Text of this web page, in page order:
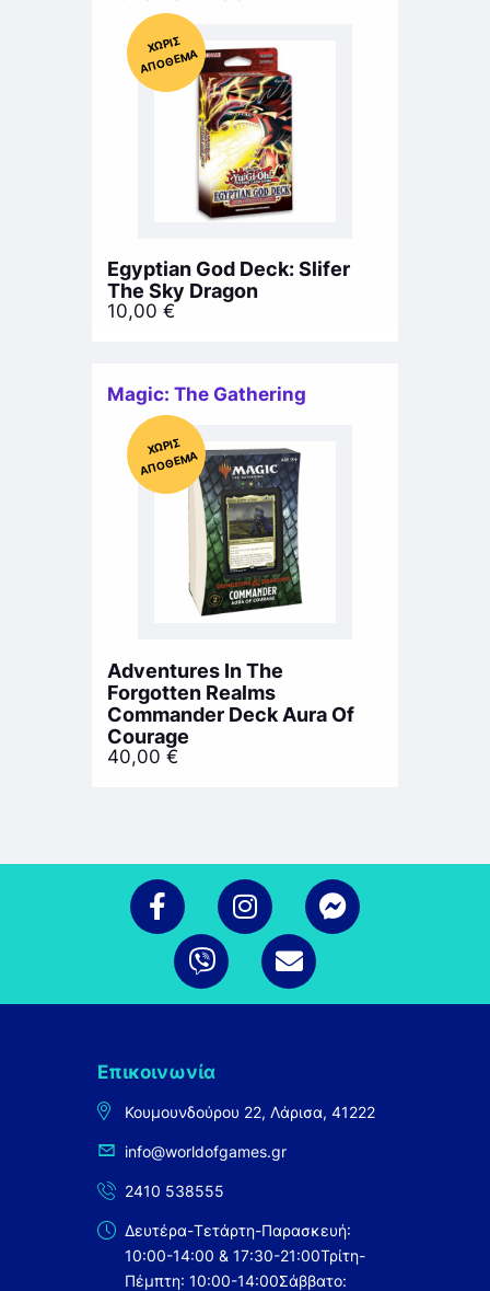
Χ
ΩΡΊΣ
Α
Π
Ό
ΘΕ
ΜΑ
Egyptian God Deck: Slifer
The Sky Dragon
10,00 €
Magic: The Gathering
Χ
ΩΡΊΣ
Α
Π
Ό
ΘΕ
ΜΑ
Adventures In The
Forgotten Realms
Commander Deck Aura Of
Courage
40,00 €
Επικοινωνία
Κουμουνδούρου 22, Λάρισα, 41222
info@worldofgames.gr
2410 538555
Δευτέρα-Τετάρτη-Παρασκευή:
10:00-14:00 & 17:30-21:00Τρίτη-
Πέμπτη: 10:00-14:00Σάββατο: